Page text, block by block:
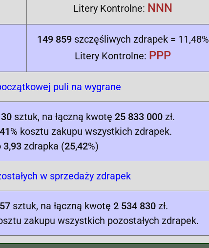
Litery Kontrolne: NNN
149 859szczęśliwych zdrapek = 11,48%
Litery Kontrolne: PPP
puli na wygrane
sztuk, na łączną kwotę 25 833 000zł.
% kosztu zakupu wszystkich zdrapek.
3,93zdrapka (25,42%)
w sprzedaży zdrapek
sztuk, na łączną kwotę 2 534 830 zł.
zakupu wszystkich pozostałych zdrapek.